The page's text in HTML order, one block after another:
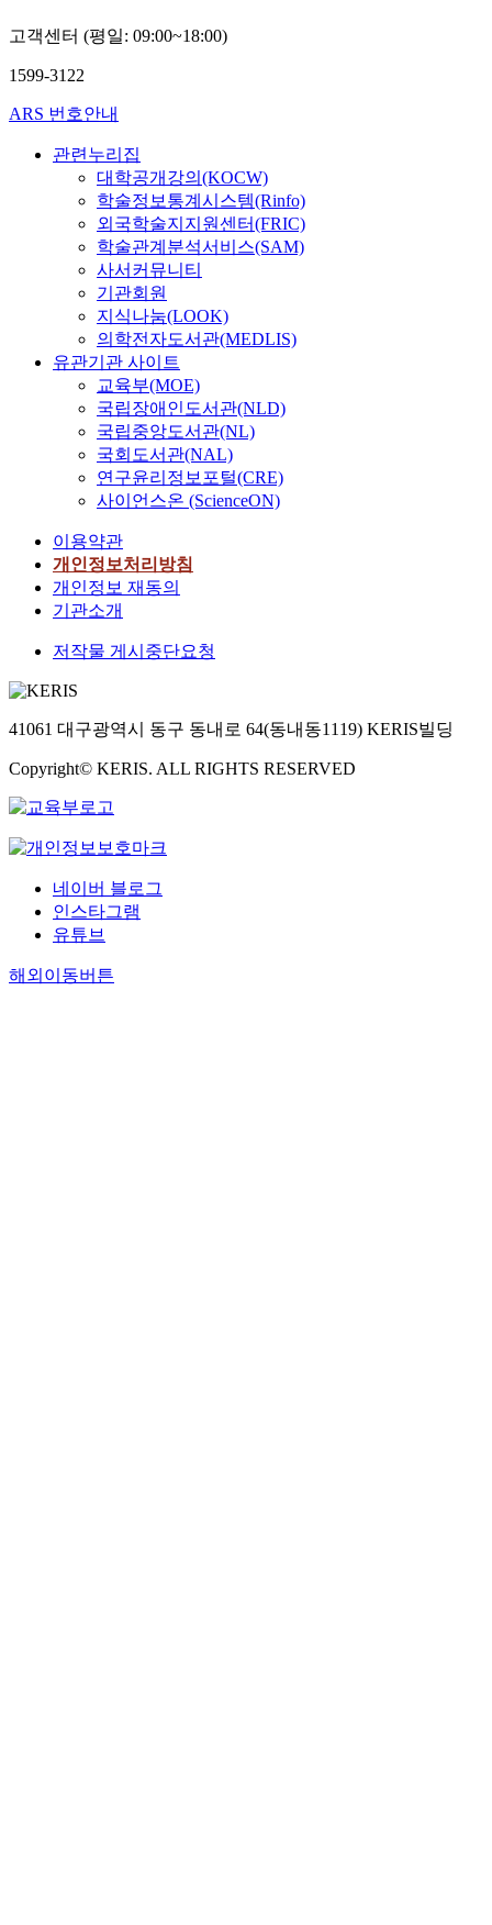
고객센터 (평일: 09:00~18:00)
1599-3122
ARS 번호안내
관련누리집
대학공개강의(KOCW)
학술정보통계시스템(Rinfo)
외국학술지지원센터(FRIC)
학술관계분석서비스(SAM)
사서커뮤니티
기관회원
지식나눔(LOOK)
의학전자도서관(MEDLIS)
유관기관 사이트
교육부(MOE)
국립장애인도서관(NLD)
국립중앙도서관(NL)
국회도서관(NAL)
연구윤리정보포털(CRE)
사이언스온 (ScienceON)
이용약관
개인정보처리방침
개인정보 재동의
기관소개
저작물 게시중단요청
41061 대구광역시 동구 동내로 64(동내동1119) KERIS빌딩
Copyright© KERIS. ALL RIGHTS RESERVED
네이버 블로그
인스타그램
유튜브
해외이동버튼